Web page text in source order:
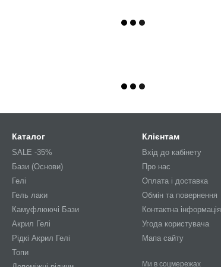
Каталог
SALE -35%
Бази (Основи)
Гелі
Гель лаки
Камуфлюючі Бази
Акрил Гелі
Рідкі Акрил Гелі
Топи
Клієнтам
Вхід до кабінету
Про нас
Оплата і доставка
Обмін та повернення
Контактна інформація
Угода користувача
Мапа сайту
Ми в соцмережах